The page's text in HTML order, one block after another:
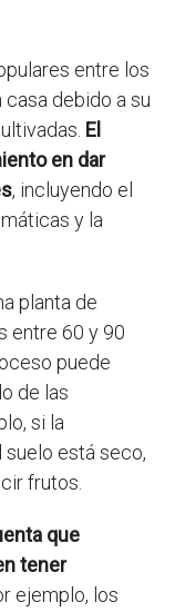
entre los
debido a su
El
en dar
, incluyendo el
y la
planta de
entre 60 y 90
puede
de las
si la
está seco,
frutos.
que
tener
ejemplo, los